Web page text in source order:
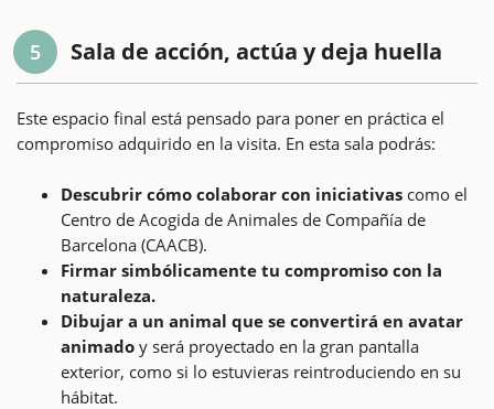
5 Sala de acción, actúa y deja huella
Este espacio final está pensado para poner en práctica el
compromiso adquirido en la visita. En esta sala podrás:
Descubrir cómo colaborar con iniciativas como el
Centro de Acogida de Animales de Compañía de
Barcelona (CAACB).
Firmar simbólicamente tu compromiso con la
naturaleza.
Dibujar a un animal que se convertirá en avatar
animado y será proyectado en la gran pantalla
exterior, como si lo estuvieras reintroduciendo en su
hábitat.